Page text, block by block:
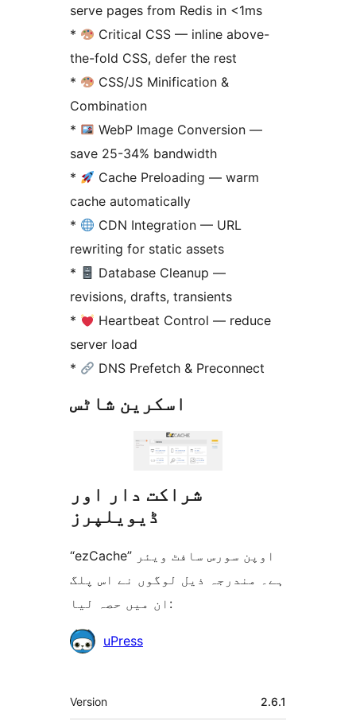
serve pages from Redis in <1ms
*
Critical CSS — inline above-
the-fold CSS, defer the rest
*
CSS/JS Minification &
Combination
*
WebP Image Conversion —
save 25-34% bandwidth
*
Cache Preloading — warm
cache automatically
*
CDN Integration — URL
rewriting for static assets
*
Database Cleanup —
revisions, drafts, transients
*
Heartbeat Control — reduce
server load
*
DNS Prefetch & Preconnect
اسکرین شاٹس
شراکت دار اور
ڈیویلپرز
“ezCache” اوپن سورس سافٹ ویئر
ہے۔ مندرجہ ذیل لوگوں نے اس پلگ
ان میں حصہ لیا:
شراکتuPress
میٹا
Version 2.6.1